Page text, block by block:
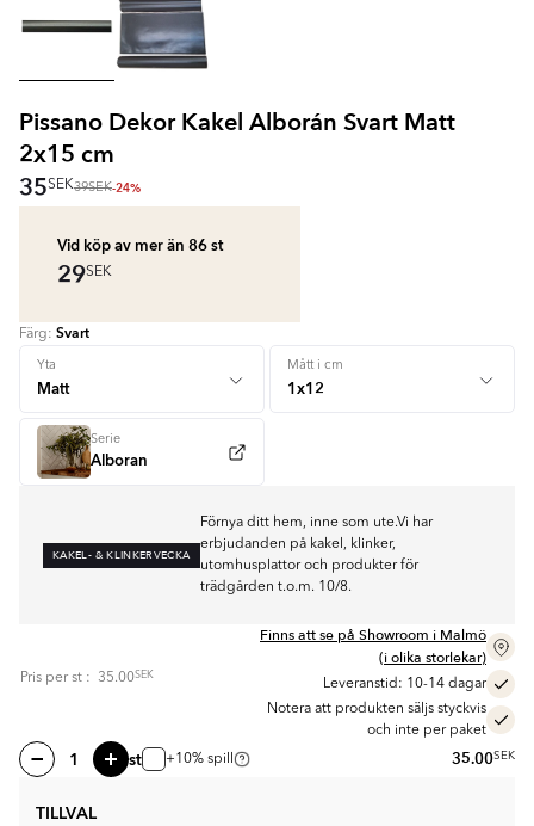
Pissano Dekor Kakel Alborán Svart Matt
2x15 cm
35SEK39SEK-24%
Vid köp av mer än 86st
29SEK
Färg: Svart
Yta Mått i cm
Serie
Alboran
KAKEL- & KLINKERVECKA
Förnya ditt hem, inne som ute.Vi har
erbjudanden på kakel, klinker,
utomhusplattor och produkter för
trädgården t.o.m. 10/8.
Pris per st : 35.00SEK
Finns att se på Showroom i Malmö
(i olika storlekar)
Leveranstid: 10-14 dagar
Notera att produkten säljs styckvis
och inte per paket
st +10% spill 35.00SEK
TILLVAL